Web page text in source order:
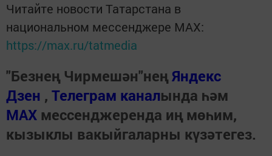
Читайте новости Татарстана в
национальном мессенджере MАХ:
https://max.ru/tatmedia
"Безнең Чирмешән"неңЯндекс
Дзен , Телеграм каналында һәм
МАХ мессенджеренда иң мөһим,
кызыклы вакыйгаларны күзәтегез.